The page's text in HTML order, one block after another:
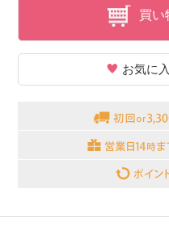
買い
お気に